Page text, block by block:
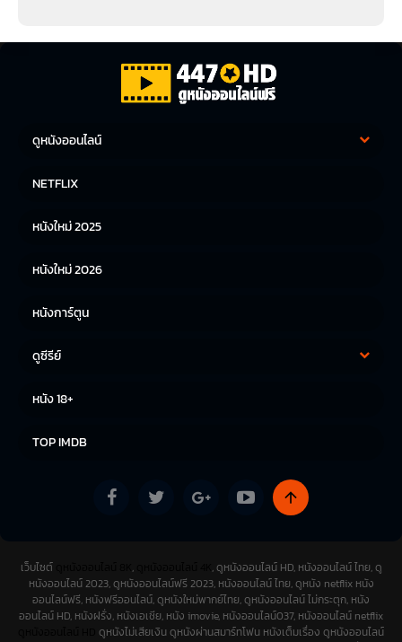
ดูหนังออนไลน์
หนังญี่ปุ่น
NETFLIX
หนังใหม่ 2025
หนังใหม่ 2026
หนังการ์ตูน
ดูซีรีย์
หนัง 18+
TOP IMDB
เว็บไซต์ ,
, ดูหนังออนไลน์ HD, หนังออนไลน์ ไทย, ดู
หนังออนไลน์ 2023, ดูหนังออนไลน์ฟรี 2023, หนังออนไลน์ ไทย, ดูหนัง netflix หนัง
ออนไลน์ฟรี, หนังฟรีออนไลน์, ดูหนังใหม่พากย์ไทย, ดูหนังออนไลน์ ไม่กระตุก, หนัง
ออนไลน์ HD, หนังฝรั่ง, หนังเอเชีย, หนัง imovie, หนังออนไลน์037, หนังออนไลน์ netflix
ดูหนังไม่เสียเงิน ดูหนังผ่านสมาร์ทโฟน หนังเต็มเรื่อง ดูหนังออนไลน์